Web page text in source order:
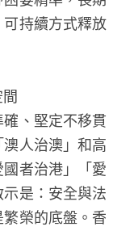
持續方式釋放
、堅定不移貫
人治澳」和高
者治港」「愛
是：安全與法
榮的底盤。香